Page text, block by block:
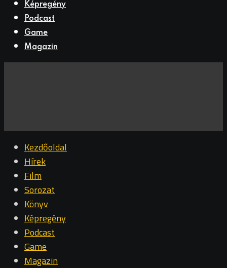
Képregény
Podcast
Game
Magazin
Kezdőoldal
Hírek
Film
Sorozat
Könyv
Képregény
Podcast
Game
Magazin